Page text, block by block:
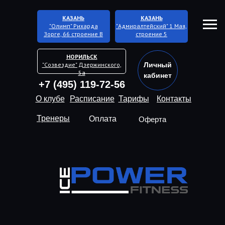
КАЗАНЬ
"Адмиралтейский" 1 Мая,
строение 5
Расписание Контакты
Тарифы
О клубе
Тренеры
+7 (495) 119-72-56
Оферта
Оплата
КАЗАНЬ
"Олимп" Рихарда
Зорге, 66 строение В
НОРИЛЬСК
"Созвездие" Дзержинского,
5а
Личный
кабинет